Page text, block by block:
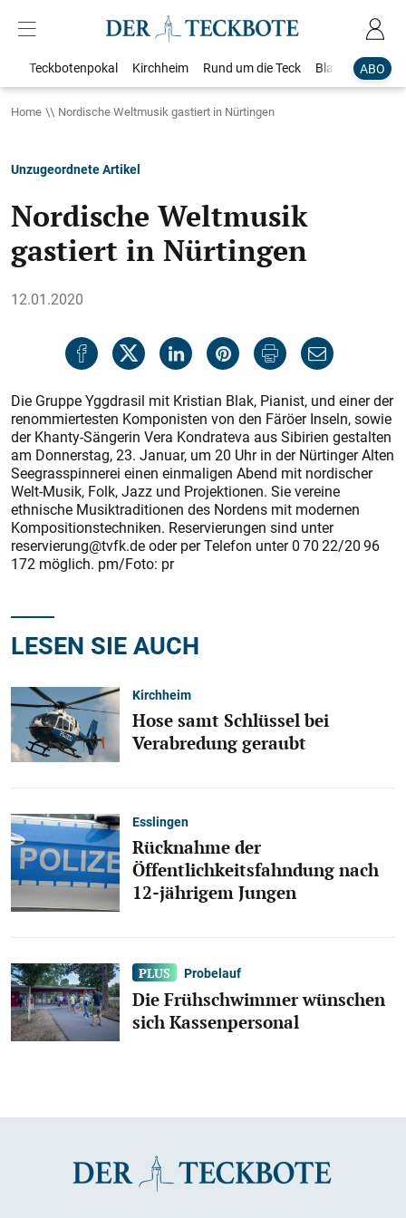
ABO
Teckbotenpokal Kirchheim Rund um die Teck Blaulicht
Home Nordische Weltmusik gastiert in Nürtingen
Unzugeordnete Artikel
Nordische Weltmusik
gastiert in Nürtingen
12.01.2020
Die Gruppe Yggdrasil mit Kristian Blak, Pianist, und einer der
renommiertesten Komponisten von den Färöer Inseln, sowie
der Khanty-Sängerin Vera Kondrateva aus Sibirien gestalten
am Donnerstag, 23. Januar, um 20 Uhr in der Nürtinger Alten
Seegrasspinnerei einen einmaligen Abend mit nordischer
Welt-Musik, Folk, Jazz und Projektionen. Sie vereine
ethnische Musiktraditionen des Nordens mit modernen
Kompositionstechniken. Reservierungen sind unter
reservierung@tvfk.de oder per Telefon unter 0 70 22/20 96
172 möglich. pm/Foto: pr
LESEN SIE AUCH
Kirchheim
Hose samt Schlüssel bei
Verabredung geraubt
Esslingen
Rücknahme der
Öffentlichkeitsfahndung nach
12-jährigem Jungen
Probelauf
Die Frühschwimmer wünschen
sich Kassenpersonal